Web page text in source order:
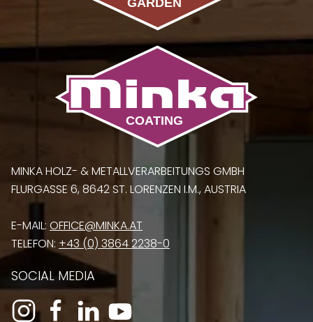
MINKA HOLZ- & METALLVERARBEITUNGS GMBH
FLURGASSE 6, 8642 ST. LORENZEN I.M., AUSTRIA
E-MAIL: OFFICE@MINKA.AT
TELEFON: +43 (0) 3864 2238-0
SOCIAL MEDIA